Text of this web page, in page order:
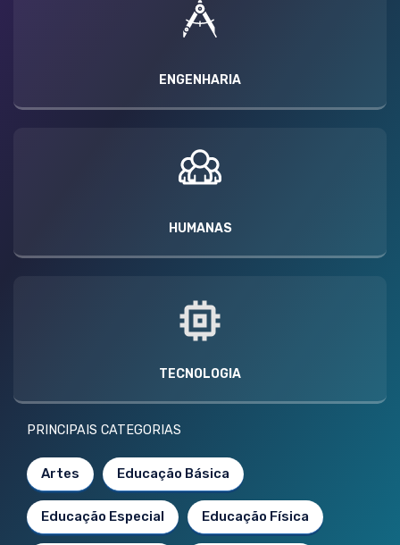
ENGENHARIA
HUMANAS
TECNOLOGIA
PRINCIPAIS CATEGORIAS
Artes Educação Básica
Educação Especial Educação Física